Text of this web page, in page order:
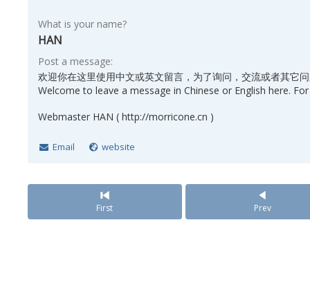
What is your name?
HAN
Post a message:
欢迎你在这里使用中文或英文留言，为了询问，交流或者其它
Welcome to leave a message in Chinese or English here.
Webmaster HAN ( http://morricone.cn )
Email website
First Prev